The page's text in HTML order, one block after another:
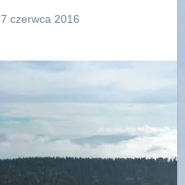
7 czerwca 2016